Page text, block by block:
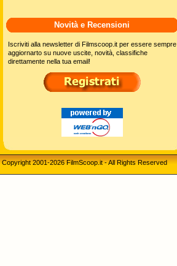
Novità e Recensioni
Iscriviti alla newsletter di Filmscoop.it per essere sempre
aggiornarto su nuove uscite, novità, classifiche
direttamente nella tua email!
Copyright 2001-2026 FilmScoop.it - All Rights Reserved